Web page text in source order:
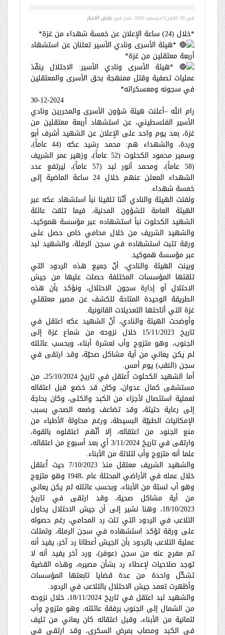
في30 كانون1/ديسمبر 2024 . نشر فيعارض الاخبار
*خلال (24) ساعة الإعلان عن خمسة شهداء من غزة*
*هيئة الأسرى ونادي الأسير تعلنان عن استشهاد
أربعة معتقلين من غزة*
*هيئة الأسرى ونادي الأسير: الاحتلال ينفّذ
عمليات تصفية وقتل ممنهجة بحق الأسرى والمعتقلين
في سجونه ومعسكراته*
30-12-2024
رام الله –أعلنت هيئة شؤون الأسرى والمحررين ونادي
الأسير الفلسطيني، عن استشهاد أربعة معتقلين من
غزة، بعد يوم واحد على الإعلان عن الشهيد أشرف أبو
وردة، والشهداء هم: محمد رشيد عكه (44 عاماً)،
وسمير محمود الكحلوت (52 عاماً)، وزهير عمر الشريف
(58 عاماً)، ومحمد أنور لبد (57 عاماً)، ليرتفع عدد
الشهداء المعلن عنهم خلال 24 ساعة الماضية إلى
خمسة شهداء.
ولفتت الهيئة والنادي أنّنا تلقينا نبأ استشهاد عكه عبر
الهيئة العامة للشؤون المدنية، فيما تلقت عائلة
الشهيد الكحلوت نبأ استشهاده عبر مؤسسة هموكيد،
والشهيد الشريف من خلال محامي خاص حصل على
ورقة تثبت استشهاده في سجن الرملة، والشهيد لبد
عبر مؤسسة هموكيد.
وبينت الهيئة والنادي، أنّ جميع هذه الردود التي
تلقتها المؤسسات المختلفة حصلت عليها من جيش
الاحتلال أو إدارة سجون الاحتلال، ونؤكد بأن هذه
الطريقة الوحيدة المتاحة للكشف عن مصير معتقلي
غزة التي أتاحتها التعديلات القانونية.
وأوضحت الهيئة والنادي، أنّ الشهيد عكه اعتقل في
تاريخ 15/11/2023 خلال نزوحه من شماع غزة إلى
الجنوب، وهو متزوج وأب لعشرة أبناء، وبحسب عائلته
لم يكن يعاني من أية مشاكل صحيّة، وقد ارتقى في
سجن (النقب) يوم أمس.
أما الشهيد الكحلوت اُعتقل في تاريخ 25/10/2024، من
مستشفى كمال عدوان، وكان قد خضع قبل اعتقاله
لعملية استئصال لأجزاء من الكبد والكلى، وكان بحاجة
إلى رعاية حثيثة، وقد تضاعف وضعه الصحي بسبب
الإمكانيات الطبيّة البسيطة، ورغم محاولة الأطباء من
منع الجنود من اعتقاله، إلا أنّهم اعتقلوه بالقوة،
وارتقى في تاريخ 3/11/2024 أي بعد أسبوع من اعتقاله،
علما أنه متزوج وأب لثلاثة من الأبناء.
والشهيد الشريف معتقل منذ 7/10/2023 حيث اُعتقل
خلال عمله في الأراضي المحتلة عام ،1948 وهو متزوج
وهو أب لستة من الأبناء، وبحسب عائلته لم يكن يعاني
من أية مشاكل صحية، وقد ارتقى في تاريخ
18/10/2023، وهنا نشير إلى أن جيش الاحتلال يحاول
التلاعب في الردود التي تلت رد المحامي، رغم حصوله
على ورقة تؤكد استشهاده في سجن الرملة، وتمثلت
عملية التلاعب بالردود بأن الجيش أعطانا رد آخر، يفيد أنه
تم مفرج عنه من سجن (عوفر)، ورد آخر يفيد أنه لا
توجد صلاحيات لإعطاء رد بشأن مصيره، وهذه القضية
تشكّل واحدة من عدة قضايا تابعتها المؤسسات
وأظهرت تعمد جيش الاحتلال بالتلاعب في الردود.
والشهيد لبد اعتقل في تاريخ 18/11/2024، خلال نزوحه
من الشمال إلى الجنوب برفقة عائلته، وهو متزوج وأب
لثمانية من الأبناء، وقبل اعتقاله كان يعاني من تليف
في الكبد ومصاب بمرض السكري، وقد ارتقى في